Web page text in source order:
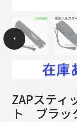
ZAPステ
ト ブラ